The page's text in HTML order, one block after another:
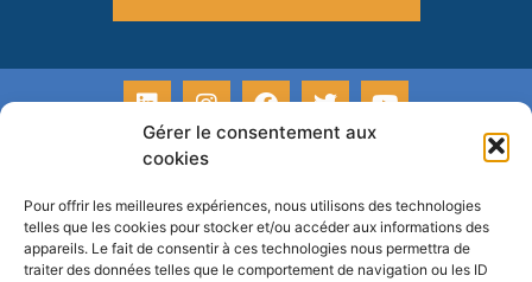
Gérer le consentement aux
cookies
Pour offrir les meilleures expériences, nous utilisons des technologies
telles que les cookies pour stocker et/ou accéder aux informations des
appareils. Le fait de consentir à ces technologies nous permettra de
traiter des données telles que le comportement de navigation ou les ID